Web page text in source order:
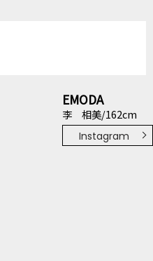
EMODA
李 相美/162cm
Instagram